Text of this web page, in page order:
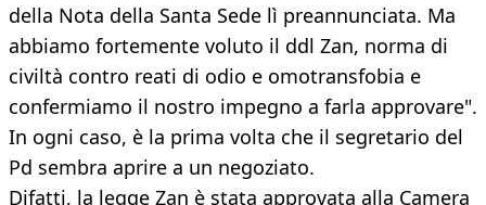
della Nota della Santa Sede lì preannunciata. Ma
abbiamo fortemente voluto il ddl Zan, norma di
civiltà contro reati di odio e omotransfobia e
confermiamo il nostro impegno a farla approvare".
In ogni caso, è la prima volta che il segretario del
Pd sembra aprire a un negoziato.
Difatti, la legge Zan è stata approvata alla Camera